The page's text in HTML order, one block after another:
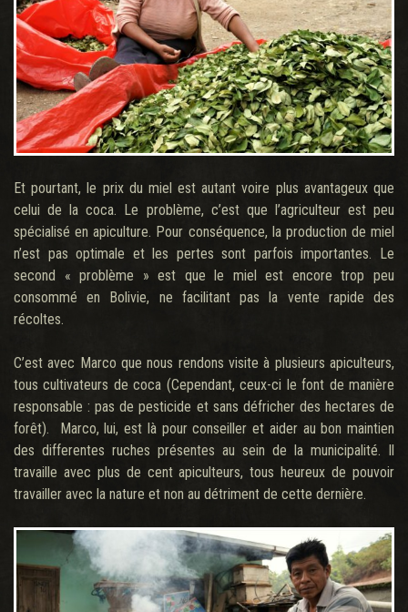
Et pourtant, le prix du miel est autant voire plus avantageux que
celui de la coca. Le problème, c’est que l’agriculteur est peu
spécialisé en apiculture. Pour conséquence, la production de miel
n’est pas optimale et les pertes sont parfois importantes. Le
second « problème » est que le miel est encore trop peu
consommé en Bolivie, ne facilitant pas la vente rapide des
récoltes.
C’est avec Marco que nous rendons visite à plusieurs apiculteurs,
tous cultivateurs de coca (Cependant, ceux-ci le font de manière
responsable : pas de pesticide et sans défricher des hectares de
forêt). Marco, lui, est là pour conseiller et aider au bon maintien
des differentes ruches présentes au sein de la municipalité. Il
travaille avec plus de cent apiculteurs, tous heureux de pouvoir
travailler avec la nature et non au détriment de cette dernière.